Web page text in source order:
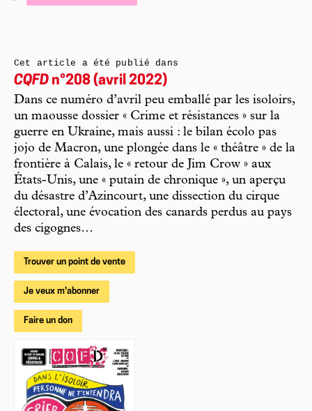
Cet article a été publié dans
CQFD n°208 (avril 2022)
Dans ce numéro d’avril peu emballé par les isoloirs,
un maousse dossier « Crime et résistances » sur la
guerre en Ukraine, mais aussi : le bilan écolo pas
jojo de Macron, une plongée dans le « théâtre » de la
frontière à Calais, le « retour de Jim Crow » aux
États-Unis, une « putain de chronique », un aperçu
du désastre d’Azincourt, une dissection du cirque
électoral, une évocation des canards perdus au pays
des cigognes…
Trouver un point de vente
Je veux m'abonner
Faire un don